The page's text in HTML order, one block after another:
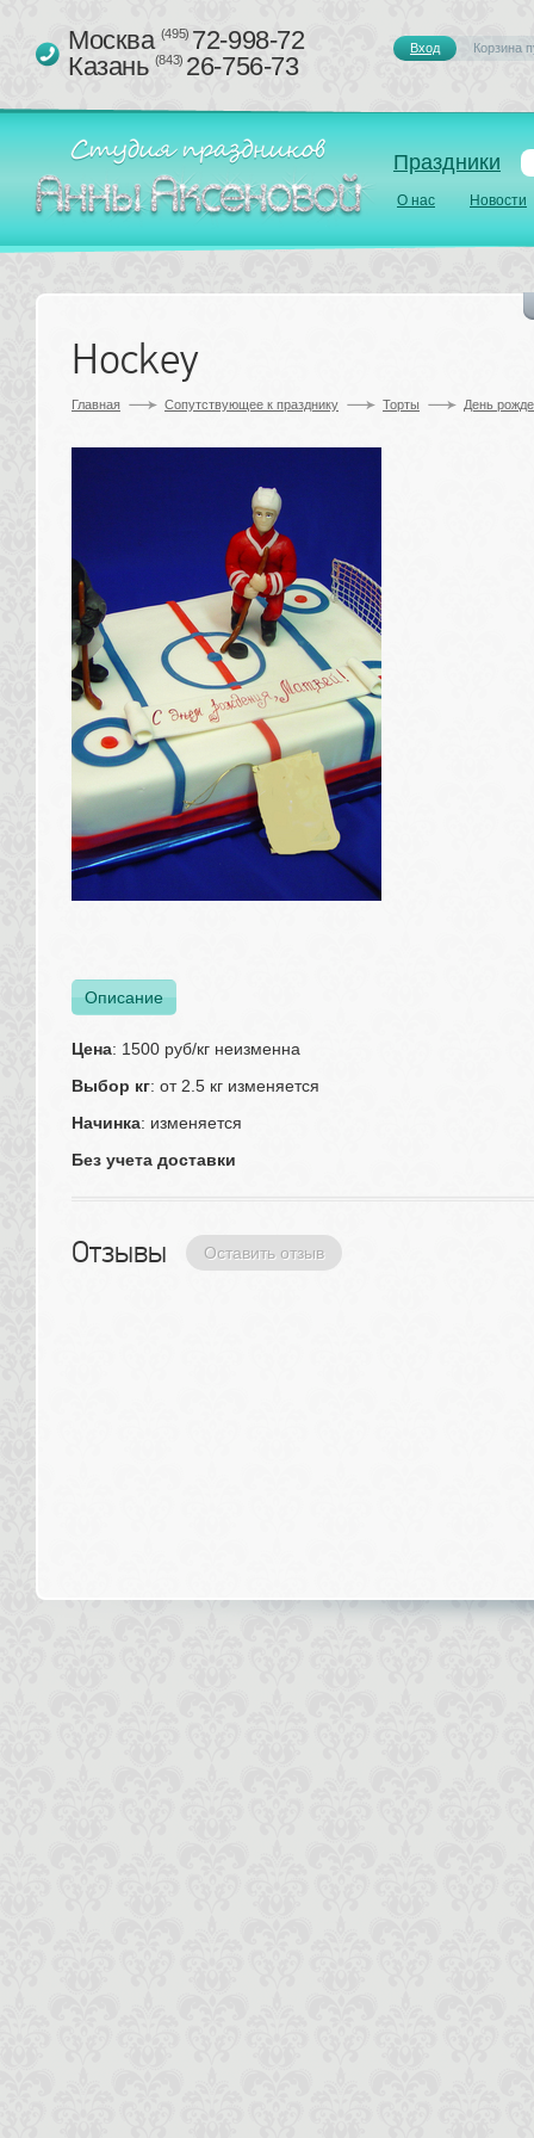
Праздники
О нас Новости
Москва (495)72-998-72
Казань (843)26-756-73
Вход Корзина
Hockey
Главная Сопутствующее к празднику Торты День
Описание
Цена: 1500 руб/кг неизменна
Выбор кг: от 2.5 кг изменяется
Начинка: изменяется
Без учета доставки
Отзывы Оставить отзыв